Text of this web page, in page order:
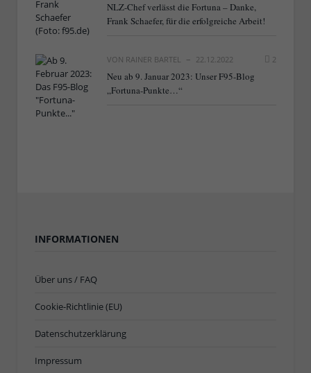
NLZ-Chef verlässt die Fortuna – Danke,
Frank Schaefer, für die erfolgreiche Arbeit!
VON RAINER BARTEL 22.12.2022 2
Neu ab 9. Januar 2023: Unser F95-Blog
„Fortuna-Punkte…“
INFORMATIONEN
Über uns / FAQ
Cookie-Richtlinie (EU)
Datenschutzerklärung
Impressum